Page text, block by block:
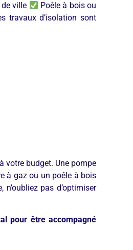
ville
Poêle à bois ou
travaux d’isolation sont
votre budget. Une pompe
à gaz ou un poêle à bois
pas d’optimiser
pour être accompagné